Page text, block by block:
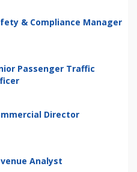
& Compliance Manager
Passenger Traffic
Director
Analyst